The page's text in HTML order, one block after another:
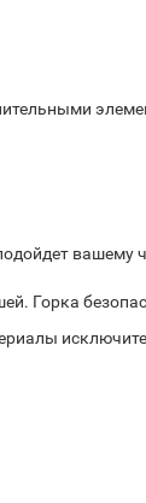
вашему
Горка